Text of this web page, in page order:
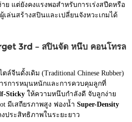
ย แต่ยังคงแรงพอสำหรับการเร่งสปีดหรือ
ล่นสร้างสปินและเปลี่ยนจังหวะเกมได้
3rd – สปินจัด หนึบ คอนโทรล
ล์จีนดั้งเดิม (Traditional Chinese Rubber)
รการหมุนหนักและการควบคุมลูกที่
Sticky ให้ความหนึบกำลังดี จับลูกง่าย
มีเสถียรภาพสูง ฟองน้ำ Super-Density
ประสิทธิภาพในระยะยาว